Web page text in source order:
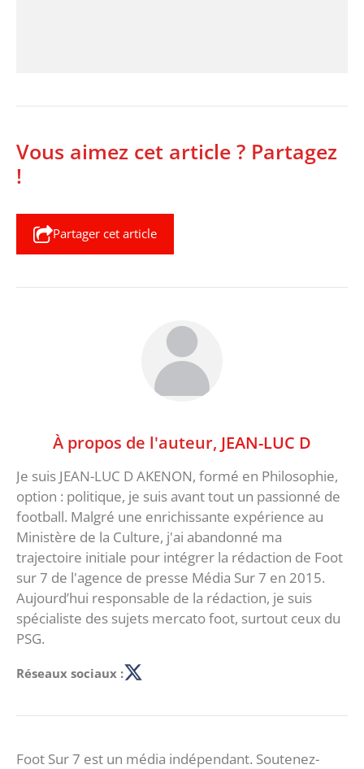
Vous aimez cet article ? Partagez
!
Partager cet article
À propos de l'auteur, JEAN-LUC D
Je suis JEAN-LUC D AKENON, formé en Philosophie,
option : politique, je suis avant tout un passionné de
football. Malgré une enrichissante expérience au
Ministère de la Culture, j'ai abandonné ma
trajectoire initiale pour intégrer la rédaction de Foot
sur 7 de l'agence de presse Média Sur 7 en 2015.
Aujourd’hui responsable de la rédaction, je suis
spécialiste des sujets mercato foot, surtout ceux du
PSG.
Réseaux sociaux :
Foot Sur 7 est un média indépendant. Soutenez-